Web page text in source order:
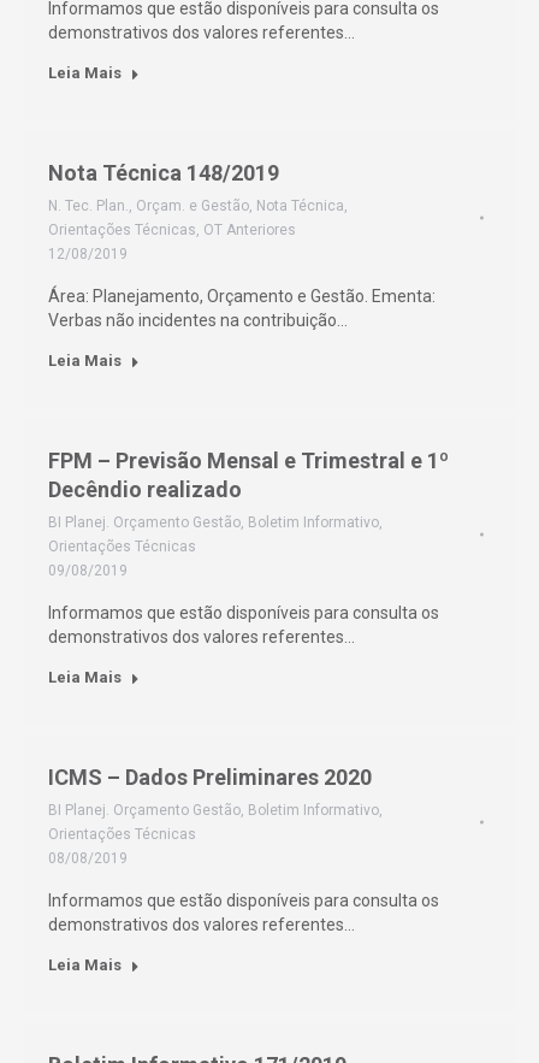
Informamos que estão disponíveis para consulta os
demonstrativos dos valores referentes…
Leia Mais
Nota Técnica 148/2019
N. Tec. Plan., Orçam. e Gestão, Nota Técnica,
Orientações Técnicas, OT Anteriores
12/08/2019
Área: Planejamento, Orçamento e Gestão. Ementa:
Verbas não incidentes na contribuição…
Leia Mais
FPM – Previsão Mensal e Trimestral e 1º
Decêndio realizado
BI Planej. Orçamento Gestão, Boletim Informativo,
Orientações Técnicas
09/08/2019
Informamos que estão disponíveis para consulta os
demonstrativos dos valores referentes…
Leia Mais
ICMS – Dados Preliminares 2020
BI Planej. Orçamento Gestão, Boletim Informativo,
Orientações Técnicas
08/08/2019
Informamos que estão disponíveis para consulta os
demonstrativos dos valores referentes…
Leia Mais